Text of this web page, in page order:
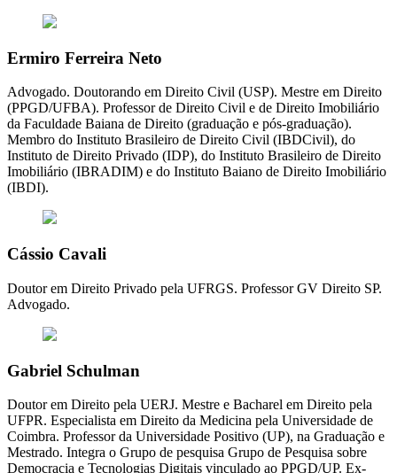
Ermiro Ferreira Neto
Advogado. Doutorando em Direito Civil (USP). Mestre em Direito
(PPGD/UFBA). Professor de Direito Civil e de Direito Imobiliário
da Faculdade Baiana de Direito (graduação e pós-graduação).
Membro do Instituto Brasileiro de Direito Civil (IBDCivil), do
Instituto de Direito Privado (IDP), do Instituto Brasileiro de Direito
Imobiliário (IBRADIM) e do Instituto Baiano de Direito Imobiliário
(IBDI).
Cássio Cavali
Doutor em Direito Privado pela UFRGS. Professor GV Direito SP.
Advogado.
Gabriel Schulman
Doutor em Direito pela UERJ. Mestre e Bacharel em Direito pela
UFPR. Especialista em Direito da Medicina pela Universidade de
Coimbra. Professor da Universidade Positivo (UP), na Graduação e
Mestrado. Integra o Grupo de pesquisa Grupo de Pesquisa sobre
Democracia e Tecnologias Digitais vinculado ao PPGD/UP. Ex-